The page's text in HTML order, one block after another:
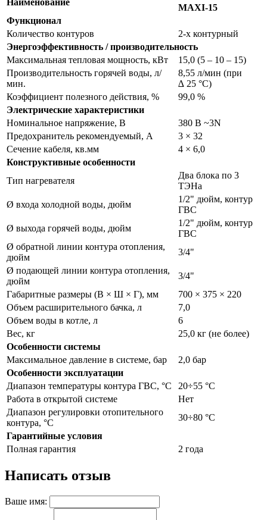
MAXI-15
Функционал
Количество контуров
2-х контурный
Энергоэффективность / производительность
Максимальная тепловая мощность, кВт
15,0 (5 – 10 – 15)
Производительность горячей воды, л/
мин.
8,55 л/мин (при
∆ 25 °С)
Коэффициент полезного действия, %
99,0 %
Электрические характеристики
Номинальное напряжение, В
380 В ~3N
Предохранитель рекомендуемый, А
3 × 32
Сечение кабеля, кв.мм
4 × 6,0
Конструктивные особенности
Тип нагревателя
Два блока по 3
ТЭНа
Ø входа холодной воды, дюйм
1/2" дюйм, контур
ГВС
Ø выхода горячей воды, дюйм
1/2" дюйм, контур
ГВС
Ø обратной линии контура отопления,
дюйм
3/4"
Ø подающей линии контура отопления,
дюйм
3/4"
Габаритные размеры (В × Ш × Г), мм
700 × 375 × 220
Объем расширительного бачка, л
7,0
Объем воды в котле, л
6
Вес, кг
25,0 кг (не более)
Особенности системы
Максимальное давление в системе, бар
2,0 бар
Особенности эксплуатации
Диапазон температуры контура ГВС, °С
20÷55 °С
Работа в открытой системе
Нет
Диапазон регулировки отопительного
контура, °С
30÷80 °С
Гарантийные условия
Полная гарантия
2 года
Написать отзыв
Ваше имя: